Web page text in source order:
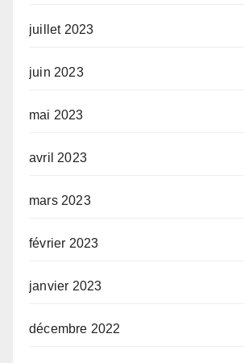
juillet 2023
juin 2023
mai 2023
avril 2023
mars 2023
février 2023
janvier 2023
décembre 2022